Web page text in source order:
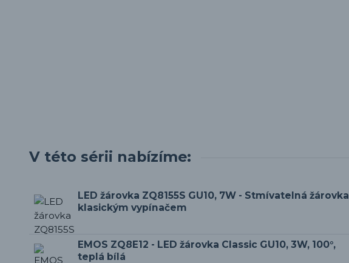
V této sérii nabízíme:
LED žárovka ZQ8155S GU10, 7W - Stmívatelná žárovka
klasickým vypínačem
EMOS ZQ8E12 - LED žárovka Classic GU10, 3W, 100°,
teplá bílá